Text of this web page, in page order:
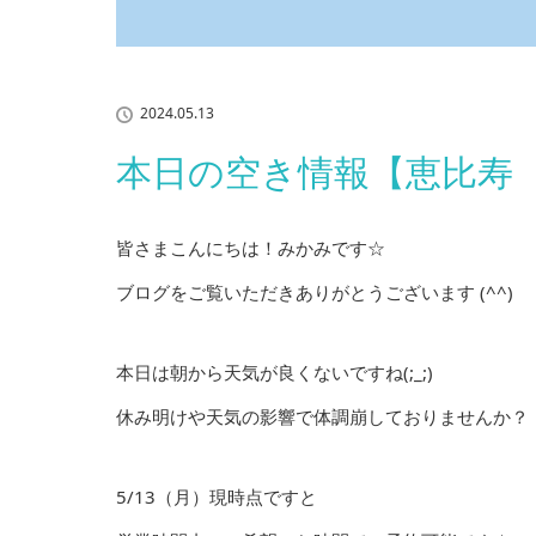
2024.05.13
本日の空き情報【恵比
皆さまこんにちは！みかみです☆
ブログをご覧いただきありがとうございます (^^)
本日は朝から天気が良くないですね(;_;)
休み明けや天気の影響で体調崩しておりませんか？
5/13（月）現時点ですと